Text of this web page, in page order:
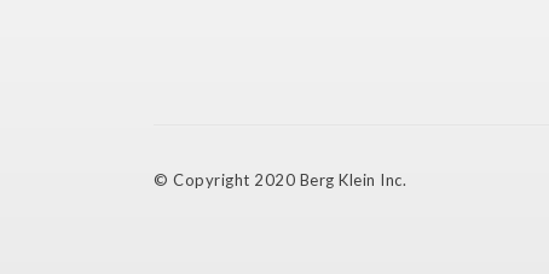
© Copyright 2020 Berg Klein Inc.